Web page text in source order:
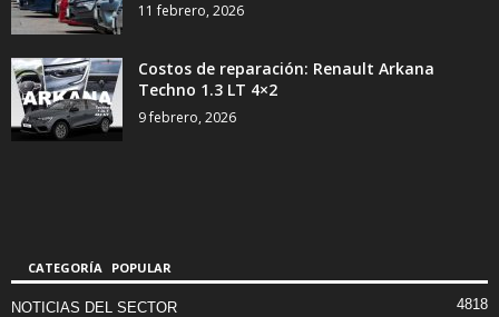
11 febrero, 2026
Costos de reparación: Renault Arkana
Techno 1.3 LT 4×2
9 febrero, 2026
CATEGORÍA POPULAR
NOTICIAS DEL SECTOR 4818